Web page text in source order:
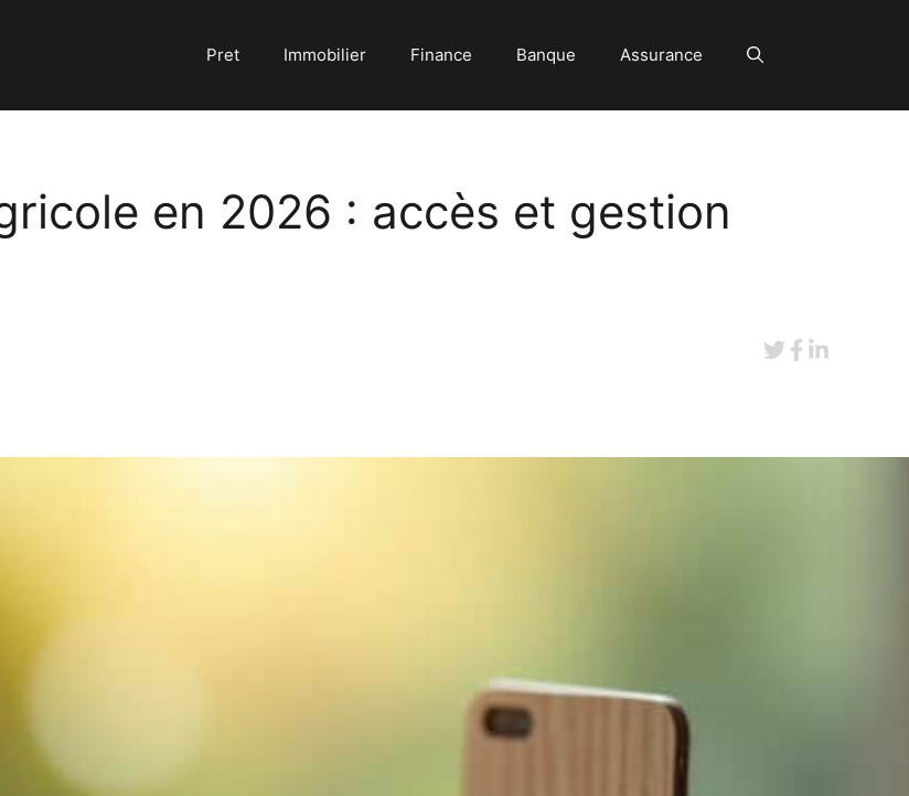
Pret Immobilier Finance Banque Assurance
en 2026 : accès et gestion